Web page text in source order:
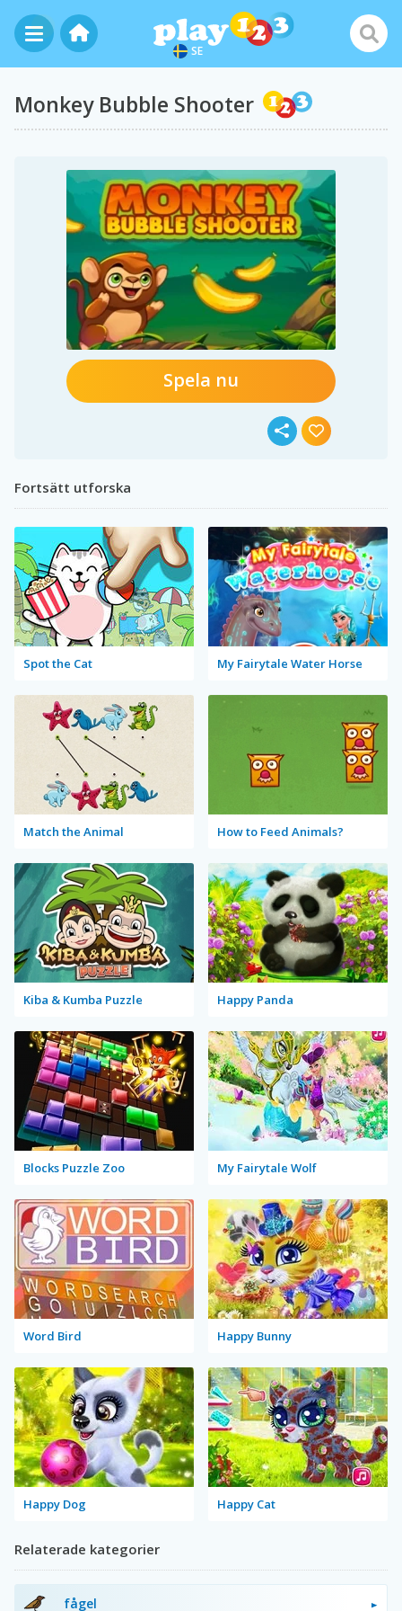
SE
Monkey Bubble Shooter
Spela nu
Fortsätt utforska
Spot the Cat My Fairytale Water Horse
Match the Animal How to Feed Animals?
Kiba & Kumba Puzzle Happy Panda
Blocks Puzzle Zoo My Fairytale Wolf
Word Bird Happy Bunny
Happy Dog Happy Cat
Relaterade kategorier
fågel